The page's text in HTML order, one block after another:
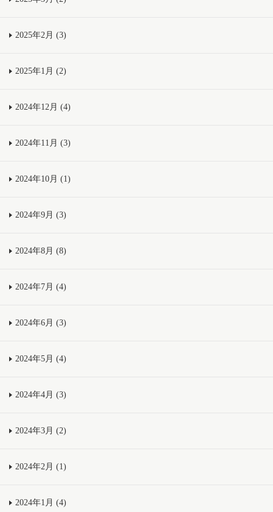
2025年2月 (3)
2025年1月 (2)
2024年12月 (4)
2024年11月 (3)
2024年10月 (1)
2024年9月 (3)
2024年8月 (8)
2024年7月 (4)
2024年6月 (3)
2024年5月 (4)
2024年4月 (3)
2024年3月 (2)
2024年2月 (1)
2024年1月 (4)